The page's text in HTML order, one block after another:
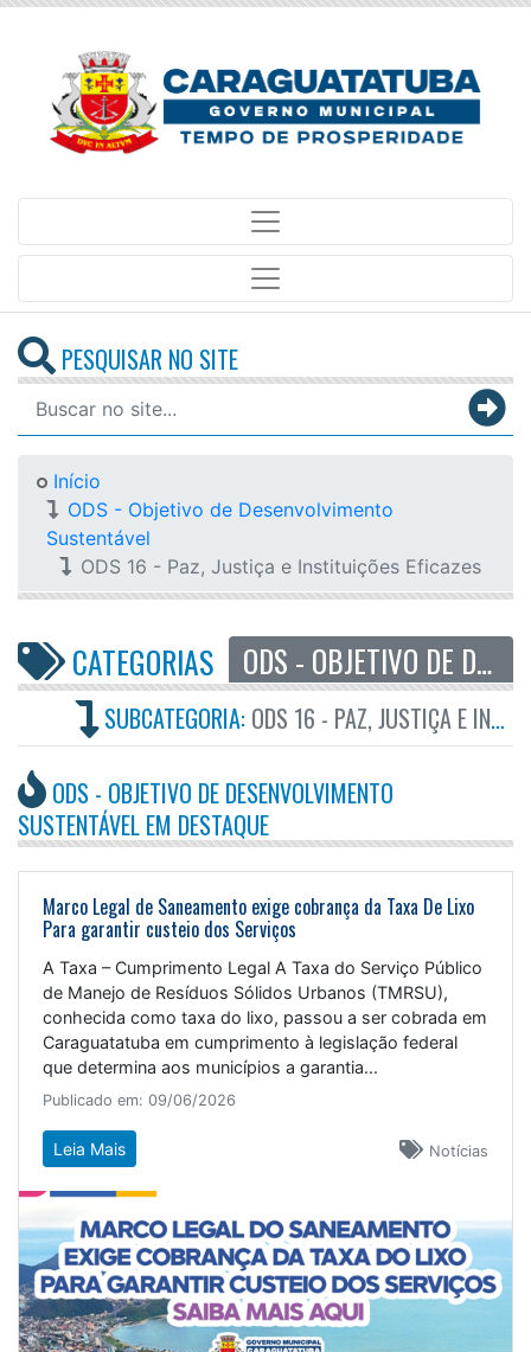
PESQUISAR NO SITE
Início
ODS - Objetivo de Desenvolvimento
Sustentável
ODS 16 - Paz, Justiça e Instituições Eficazes
CATEGORIAS ODS - OBJETIVO DE DESENVOLVIMENTO SUSTENTÁVEL
SUBCATEGORIA: ODS 16 - PAZ, JUSTIÇA E INSTITUIÇÕES EFICAZES
ODS - OBJETIVO DE DESENVOLVIMENTO
SUSTENTÁVEL EM DESTAQUE
Marco Legal de Saneamento exige cobrança da Taxa De Lixo
Para garantir custeio dos Serviços
A Taxa – Cumprimento Legal A Taxa do Serviço Público
de Manejo de Resíduos Sólidos Urbanos (TMRSU),
conhecida como taxa do lixo, passou a ser cobrada em
Caraguatatuba em cumprimento à legislação federal
que determina aos municípios a garantia...
Publicado em: 09/06/2026
Notícias
Leia Mais